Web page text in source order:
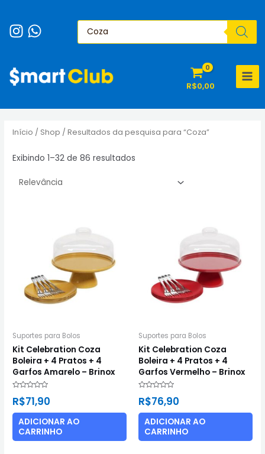
para
Pesquisar
produtos
R$0,00
Início / Shop / Resultados da pesquisa para “Coza”
Exibindo 1–32 de 86 resultados
Suportes para Bolos
Kit Celebration Coza
Boleira + 4 Pratos + 4
Garfos Amarelo – Brinox
0
5
R$71,90
ADICIONAR AO
CARRINHO
Suportes para Bolos
Kit Celebration Coza
Boleira + 4 Pratos + 4
Garfos Vermelho – Brinox
0
5
R$76,90
ADICIONAR AO
CARRINHO